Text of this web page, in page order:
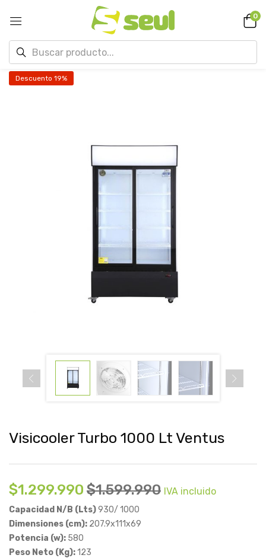
0
Descuento 19%
Visicooler Turbo 1000 Lt Ventus
$1.299.990 $1.599.990 IVA incluido
Capacidad N/B (Lts)930/ 1000
Dimensiones (cm): 207.9x111x69
Potencia (w): 580
Peso Neto (Kg):123